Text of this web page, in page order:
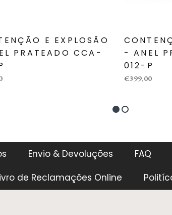
E EXPLOSÃO
PRATEADO CCA-
- ANEL
012-P
€399,00
Envio & Devoluções FAQ
de Reclamações Online